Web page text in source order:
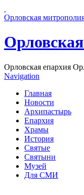
Орловская
Орловская епархия
Navigation
Главная
Новости
Архипастырь
Епархия
Храмы
История
Святые
Святыни
Музей
Для СМИ